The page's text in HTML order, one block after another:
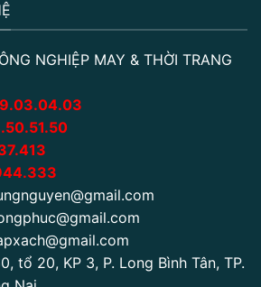
NGHIỆP MAY & THỜI TRANG
tổ 20, KP 3, P. Long Bình Tân, TP.